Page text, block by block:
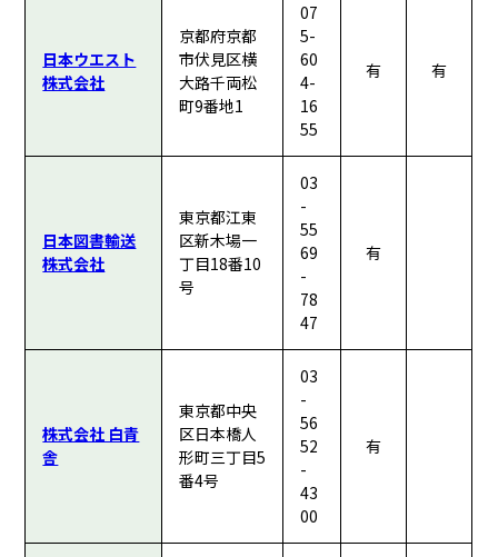
日本ウエスト
株式会社
京都府京都
市伏見区横
大路千両松
町9番地1
07
5-
60
4-
16
55
有 有
日本図書輸送
株式会社
東京都江東
区新木場一
丁目18番10
号
03
-
55
69
-
78
47
有
株式会社 白青
舎
東京都中央
区日本橋人
形町三丁目5
番4号
03
-
56
52
-
43
00
有